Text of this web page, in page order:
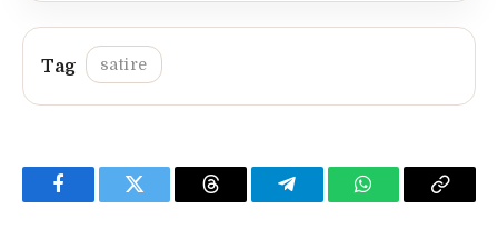
satire
FacebookTwitter Threads TelegramWhatsAppCopy